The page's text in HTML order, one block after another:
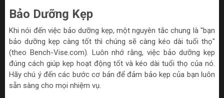
Bảo Dưỡng Kẹp
Khi nói đến việc bảo dưỡng kẹp, một nguyên tắc chung là "bạn
bảo dưỡng kẹp càng tốt thì chúng sẽ càng kéo dài tuổi thọ"
(theo Bench-Vise.com). Luôn nhớ rằng, việc bảo dưỡng kẹp
đúng cách giúp kẹp hoạt động tốt và kéo dài tuổi thọ của nó.
Hãy chú ý đến các bước cơ bản để đảm bảo kẹp của bạn luôn
sẵn sàng cho mọi nhiệm vụ.